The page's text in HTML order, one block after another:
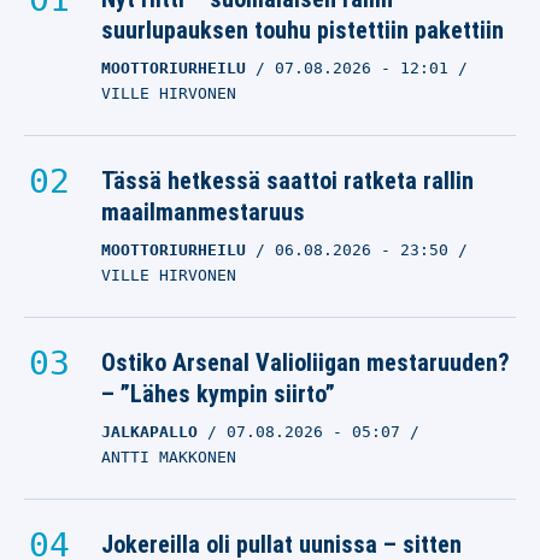
suurlupauksen touhu pistettiin pakettiin
MOOTTORIURHEILU 07.08.2026 - 12:01
VILLE HIRVONEN
Tässä hetkessä saattoi ratketa rallin
maailmanmestaruus
MOOTTORIURHEILU 06.08.2026 - 23:50
VILLE HIRVONEN
Ostiko Arsenal Valioliigan mestaruuden?
– ”Lähes kympin siirto”
JALKAPALLO 07.08.2026 - 05:07
ANTTI MAKKONEN
Jokereilla oli pullat uunissa – sitten